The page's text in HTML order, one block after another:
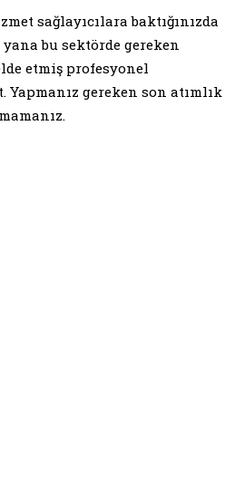
sağlayıcılara baktığınızda
yana bu sektörde gereken
etmiş profesyonel
Yapmanız gereken son atımlık